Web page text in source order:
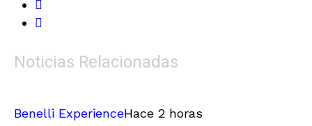
Noticias Relacionadas
Benelli ExperienceHace 2 horas